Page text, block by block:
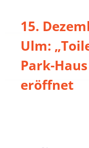
15.
Ulm:
Park-
eröffnet